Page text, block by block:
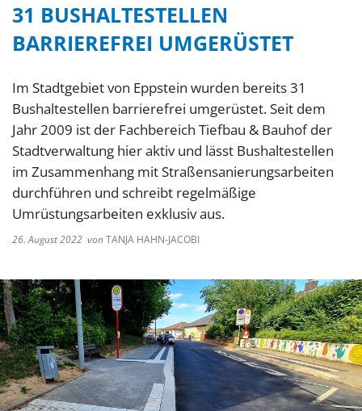
31 BUSHALTESTELLEN
BARRIEREFREI UMGERÜSTET
Im Stadtgebiet von Eppstein wurden bereits 31
Bushaltestellen barrierefrei umgerüstet. Seit dem
Jahr 2009 ist der Fachbereich Tiefbau & Bauhof der
Stadtverwaltung hier aktiv und lässt Bushaltestellen
im Zusammenhang mit Straßensanierungsarbeiten
durchführen und schreibt regelmäßige
Umrüstungsarbeiten exklusiv aus.
26. August 2022 vonTANJA HAHN-JACOBI